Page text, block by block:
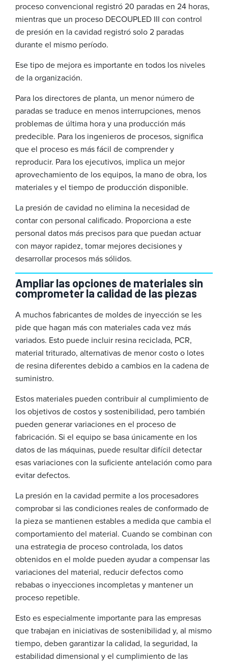
proceso convencional registró 20 paradas en 24 horas,
mientras que un proceso DECOUPLED III con control
de presión en la cavidad registró solo 2 paradas
durante el mismo período.
Ese tipo de mejora es importante en todos los niveles
de la organización.
Para los directores de planta, un menor número de
paradas se traduce en menos interrupciones, menos
problemas de última hora y una producción más
predecible. Para los ingenieros de procesos, significa
que el proceso es más fácil de comprender y
reproducir. Para los ejecutivos, implica un mejor
aprovechamiento de los equipos, la mano de obra, los
materiales y el tiempo de producción disponible.
La presión de cavidad no elimina la necesidad de
contar con personal calificado. Proporciona a este
personal datos más precisos para que puedan actuar
con mayor rapidez, tomar mejores decisiones y
desarrollar procesos más sólidos.
Ampliar las opciones de materiales sin
comprometer la calidad de las piezas
A muchos fabricantes de moldes de inyección se les
pide que hagan más con materiales cada vez más
variados. Esto puede incluir resina reciclada, PCR,
material triturado, alternativas de menor costo o lotes
de resina diferentes debido a cambios en la cadena de
suministro.
Estos materiales pueden contribuir al cumplimiento de
los objetivos de costos y sostenibilidad, pero también
pueden generar variaciones en el proceso de
fabricación. Si el equipo se basa únicamente en los
datos de las máquinas, puede resultar difícil detectar
esas variaciones con la suficiente antelación como para
evitar defectos.
La presión en la cavidad permite a los procesadores
comprobar si las condiciones reales de conformado de
la pieza se mantienen estables a medida que cambia el
comportamiento del material. Cuando se combinan con
una estrategia de proceso controlada, los datos
obtenidos en el molde pueden ayudar a compensar las
variaciones del material, reducir defectos como
rebabas o inyecciones incompletas y mantener un
proceso repetible.
Esto es especialmente importante para las empresas
que trabajan en iniciativas de sostenibilidad y, al mismo
tiempo, deben garantizar la calidad, la seguridad, la
estabilidad dimensional y el cumplimiento de las